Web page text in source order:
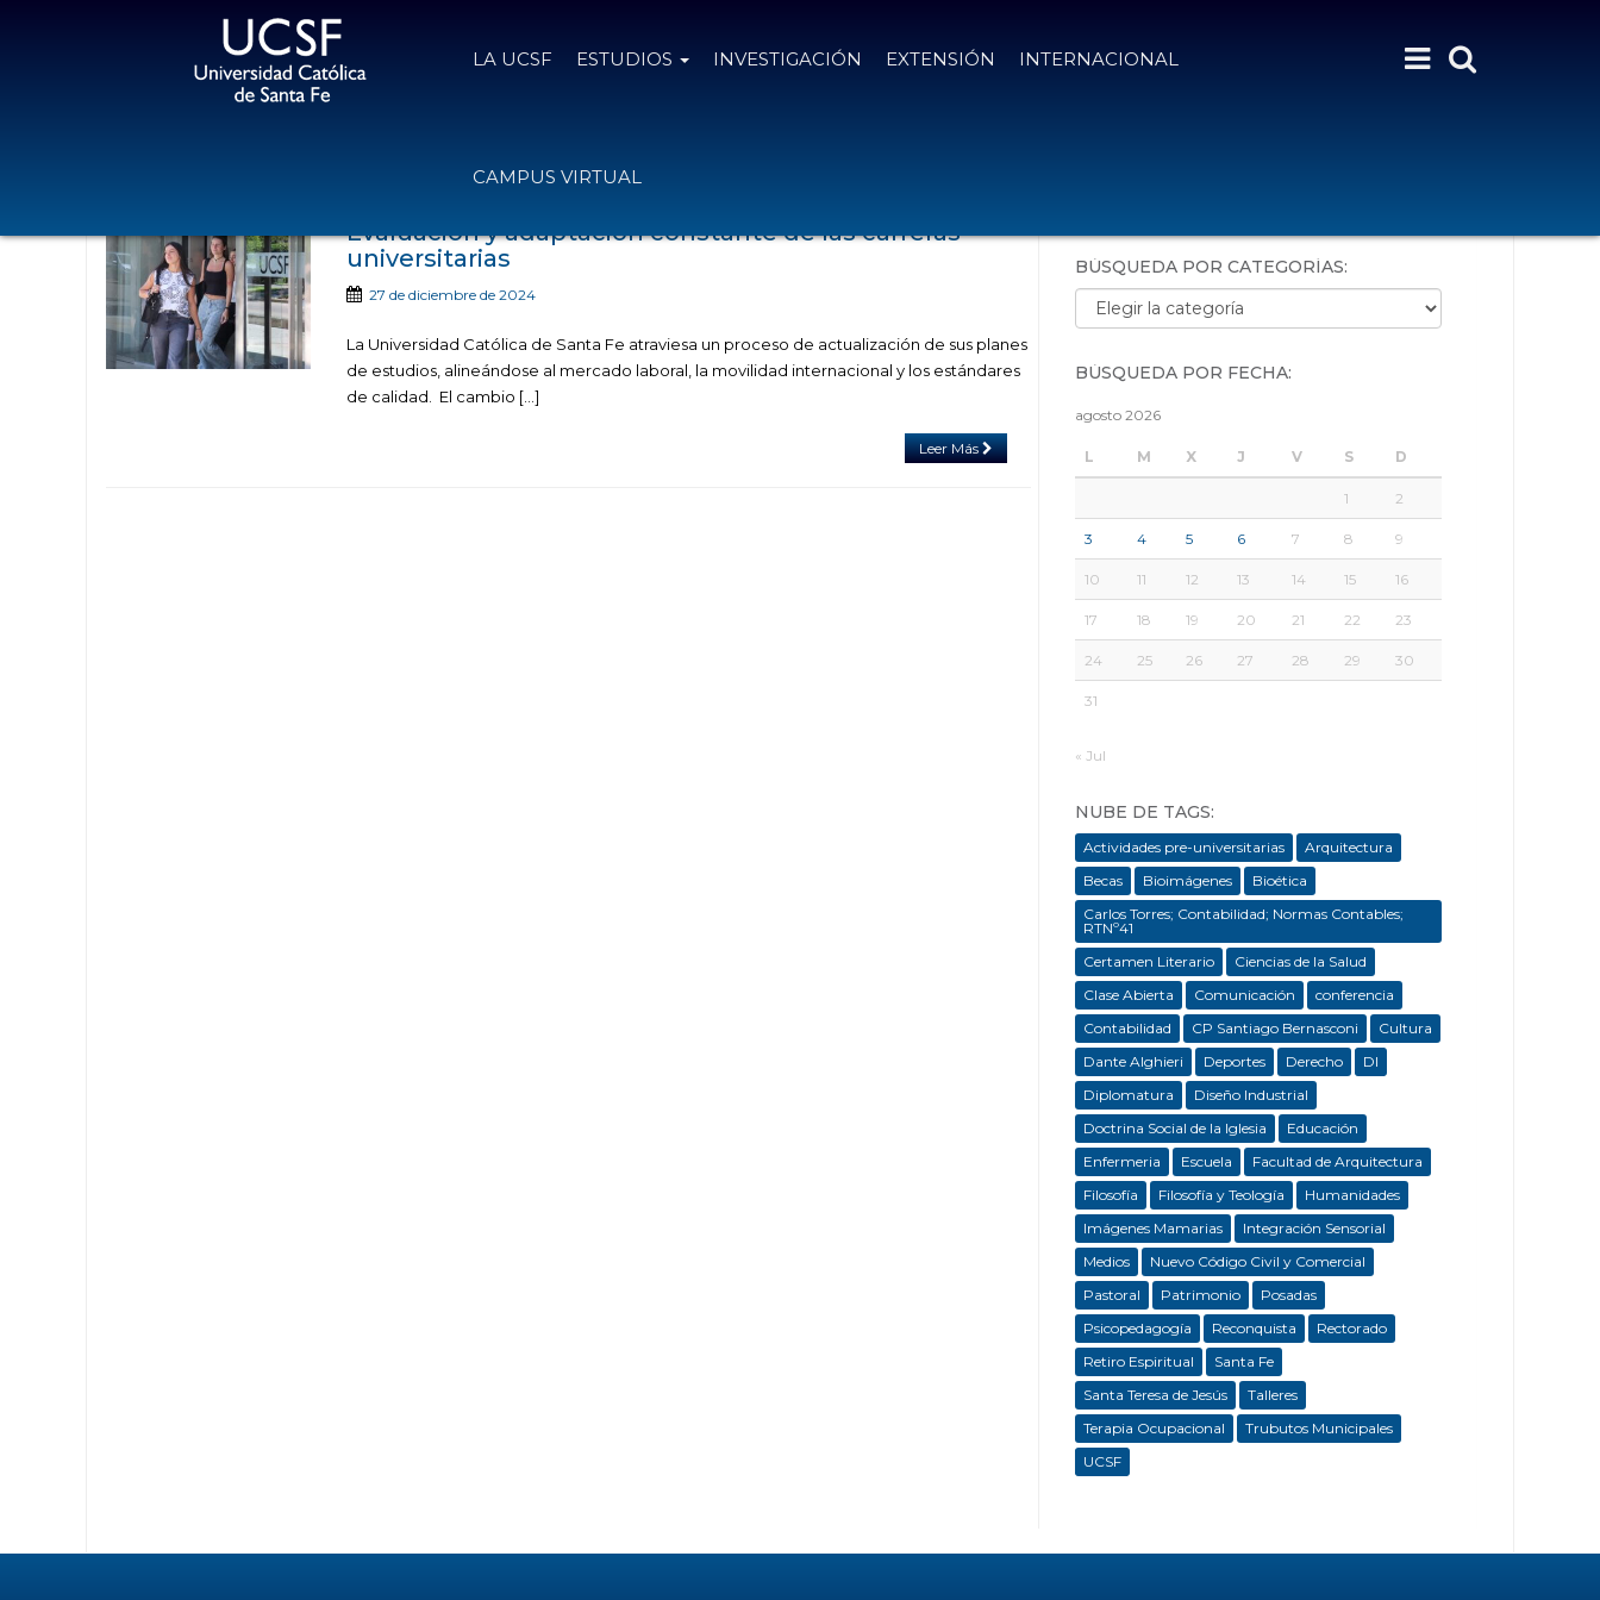
LA UCSF ESTUDIOS INVESTIGACIÓN EXTENSIÓN INTERNACIONAL
CAMPUS VIRTUAL
Evaluación y adaptación constante de las carreras
universitarias
27 de diciembre de 2024
La Universidad Católica de Santa Fe atraviesa un proceso de actualización de sus planes
de estudios, alineándose al mercado laboral, la movilidad internacional y los estándares
de calidad. El cambio […]
Leer Más
BÚSQUEDA POR CATEGORÍAS:
Búsqueda por categorías:
BÚSQUEDA POR FECHA:
agosto 2026
L M X J V S D
1 2
3 4 5 6 7 8 9
10 11 12 13 14 15 16
17 18 19 20 21 22 23
24 25 26 27 28 29 30
31
« Jul
NUBE DE TAGS:
Actividades pre-universitarias
Arquitectura
Becas
Bioimágenes
Bioética
Carlos Torres; Contabilidad; Normas Contables;
RTNº41
Certamen Literario
Ciencias de la Salud
Clase Abierta
Comunicación
conferencia
Contabilidad
CP Santiago Bernasconi
Cultura
Dante Alghieri
Deportes Derecho
DI
Diplomatura
Diseño Industrial
Doctrina Social de la Iglesia
Educación
Enfermeria
Escuela
Facultad de Arquitectura
Filosofía
Filosofía y Teología
Humanidades
Imágenes Mamarias
Integración Sensorial
Medios
Nuevo Código Civil y Comercial
Pastoral
Patrimonio
Posadas
Psicopedagogía
Reconquista
Rectorado
Retiro Espiritual
Santa Fe
Santa Teresa de Jesús
Talleres
Terapia Ocupacional
Trubutos Municipales
UCSF